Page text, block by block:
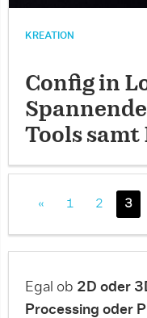
KREATION
Config in
Tools
« 1 2 3
Egal ob 2D oder
Processing oder